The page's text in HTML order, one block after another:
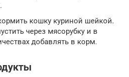
кошку куриной шейкой.
через мясорубку и в
добавлять в корм.